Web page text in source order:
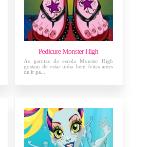
Pedicure Monster High
As garotas da escola Monster High
gostam de estar unha bem feitas antes
de ir pa...